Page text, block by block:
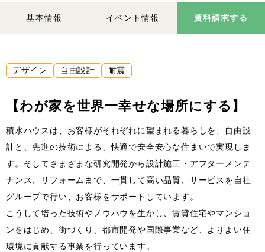
基本情報 イベント情報 資料請求する
デザイン 自由設計 耐震
【わが家を世界一幸せな場所にする】
積水ハウスは、お客様がそれぞれに望まれる暮らしを、自由設
計と、先進の技術による、快適で安全安心な住まいで実現しま
す。そしてさまざまな研究開発から設計施工・アフターメンテ
ナンス、リフォームまで、一貫して高い品質、サービスを自社
グループで行い、お客様をサポートしています。
こうして培った技術やノウハウを生かし、賃貸住宅やマンショ
ンをはじめ、街づくり、都市開発や国際事業など、よりよい住
環境に貢献する事業を行っています。